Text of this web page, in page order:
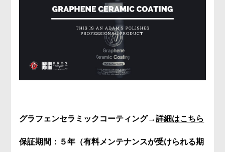
グラフェンセラミックコーティング→詳細はこちら
保証期間：５年（有料メンテナンスが受けられる期